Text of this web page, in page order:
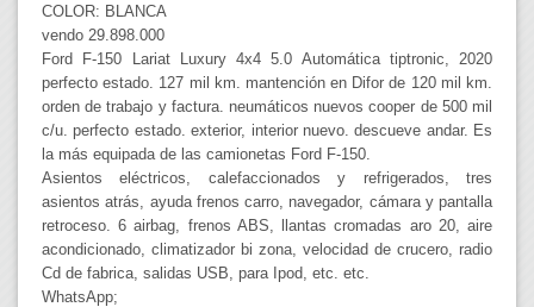
COLOR: BLANCA
vendo 29.898.000
Ford F-150 Lariat Luxury 4x4 5.0 Automática tiptronic, 2020
perfecto estado. 127 mil km. mantención en Difor de 120 mil km.
orden de trabajo y factura. neumáticos nuevos cooper de 500 mil
c/u. perfecto estado. exterior, interior nuevo. descueve andar. Es
la más equipada de las camionetas Ford F-150.
Asientos eléctricos, calefaccionados y refrigerados, tres
asientos atrás, ayuda frenos carro, navegador, cámara y pantalla
retroceso. 6 airbag, frenos ABS, llantas cromadas aro 20, aire
acondicionado, climatizador bi zona, velocidad de crucero, radio
Cd de fabrica, salidas USB, para Ipod, etc. etc.
WhatsApp;